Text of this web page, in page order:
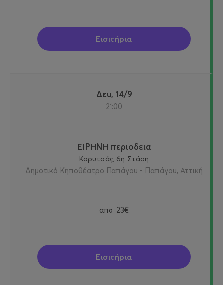
Εισιτήρια
Δευ, 14/9
21:00
ΕΙΡΗΝΗ περιοδεια
Κορυτσάς, 6η Στάση
Δημοτικό Κηποθέατρο Παπάγου - Παπάγου, Αττική
από 23€
Εισιτήρια